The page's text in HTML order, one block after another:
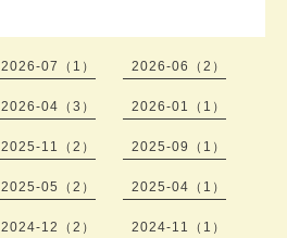
2026-07（1） 2026-06（2）
2026-04（3） 2026-01（1）
2025-11（2） 2025-09（1）
2025-05（2） 2025-04（1）
2024-12（2） 2024-11（1）